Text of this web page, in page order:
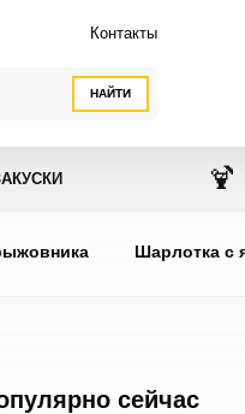
НАЙТИ
Контакты
🍹
Шарлотка с
сейчас